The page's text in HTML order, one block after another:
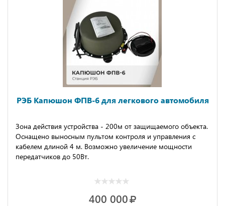
РЭБ Капюшон ФПВ-6 для легкового автомобиля
Зона действия устройства - 200м от защищаемого объекта.
Оснащено выносным пультом контроля и управления с
кабелем длиной 4 м. Возможно увеличение мощности
передатчиков до 50Вт.
400 000